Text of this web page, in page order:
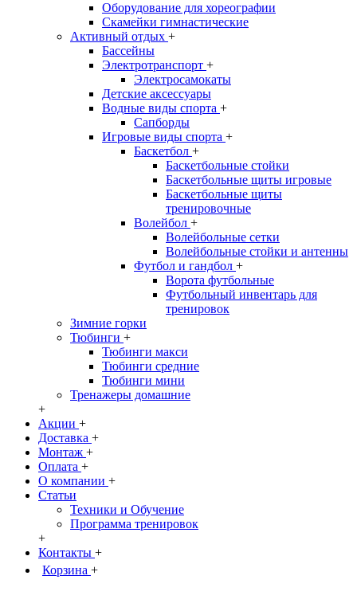
Оборудование для хореографии
Скамейки гимнастические
Активный отдых +
Бассейны
Электротранспорт +
Электросамокаты
Детские аксессуары
Водные виды спорта +
Сапборды
Игровые виды спорта +
Баскетбол +
Баскетбольные стойки
Баскетбольные щиты игровые
Баскетбольные щиты
тренировочные
Волейбол +
Волейбольные сетки
Волейбольные стойки и антенны
Футбол и гандбол +
Ворота футбольные
Футбольный инвентарь для
тренировок
Зимние горки
Тюбинги +
Тюбинги макси
Тюбинги средние
Тюбинги мини
Тренажеры домашние
+
Акции +
Доставка +
Монтаж +
Оплата +
О компании +
Статьи
Техники и Обучение
Программа тренировок
+
Контакты +
Корзина +